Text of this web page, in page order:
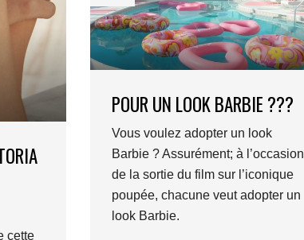
cette
POUR UN LOOK BARBIE ???
Vous voulez adopter un look
Barbie ? Assurément; à l’occasion
de la sortie du film sur l’iconique
poupée, chacune veut adopter un
look Barbie.